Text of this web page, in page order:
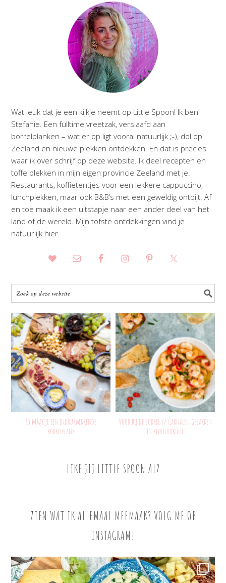
Wat leuk dat je een kijkje neemt op Little Spoon! Ik ben
Stefanie. Een fulltime vreetzak, verslaafd aan
borrelplanken – wat er op ligt vooral natuurlijk ;-), dol op
Zeeland en nieuwe plekken ontdekken. En dat is precies
waar ik over schrijf op deze website. Ik deel recepten en
toffe plekken in mijn eigen provincie Zeeland met je.
Restaurants, koffietentjes voor een lekkere cappuccino,
lunchplekken, maar ook B&B’s met een geweldig ontbijt. Af
en toe maak ik een uitstapje naar een ander deel van het
land of de wereld. Mijn tofste ontdekkingen vind je
natuurlijk hier.
Zo maak je een indrukwekkende
borrelplank
Voor bij de borrel // Garnalen gebakken
in knoflookolie
LIKE JIJ LITTLE SPOON AL?
ZIEN WAT IK ALLEMAAL MEEMAAK? VOLG ME OP
INSTAGRAM!